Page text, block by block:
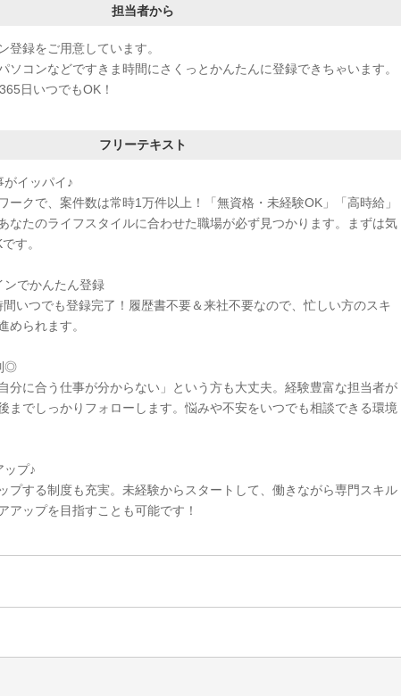
担当者から
登録をご用意しています。
ソコンなどですきま時間にさくっとかんたんに登録できちゃいます。
日いつでもOK！
フリーテキスト
イッパイ♪
ークで、案件数は常時1万件以上！「無資格・未経験OK」「高時給」
なたのライフスタイルに合わせた職場が必ず見つかります。まずは気
す。
でかんたん登録
いつでも登録完了！履歴書不要＆来社不要なので、忙しい方のスキ
められます。
◎
分に合う仕事が分からない」という方も大丈夫。経験豊富な担当者が
までしっかりフォローします。悩みや不安をいつでも相談できる環境
ップ♪
プする制度も充実。未経験からスタートして、働きながら専門スキル
アップを目指すことも可能です！